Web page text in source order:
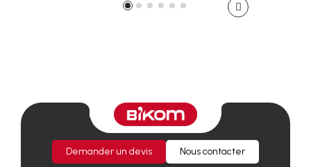
Demander un devis Nous contacter